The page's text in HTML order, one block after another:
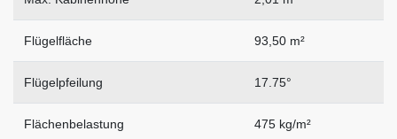
Flügelfläche 93,50 m²
Flügelpfeilung 17.75°
Flächenbelastung 475 kg/m²